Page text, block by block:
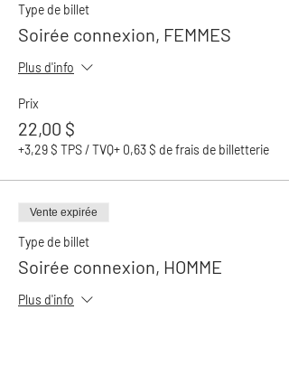
Type de billet
Soirée connexion, FEMMES
Plus d'info
Prix
22,00 $
+3,29 $ TPS / TVQ+ 0,63 $ de frais de billetterie
Vente expirée
Type de billet
Soirée connexion, HOMME
Plus d'info